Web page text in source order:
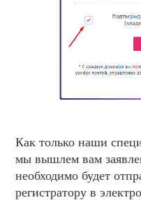
Как только наши
мы вышлем вам
необходимо будет
регистратору в